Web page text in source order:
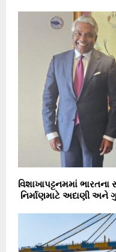
વિશાખાપટ્ટનમમાં
નિર્માણમાટે અદાણી અને